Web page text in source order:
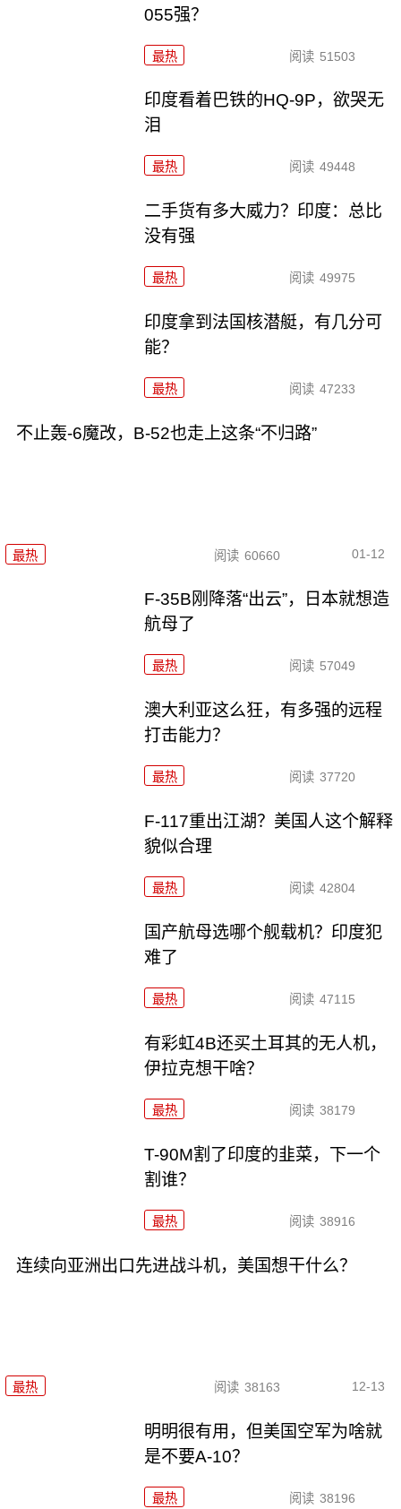
055强？
最热 阅读 51503
印度看着巴铁的HQ-9P，欲哭无
泪
最热 阅读 49448
二手货有多大威力？印度：总比
没有强
最热 阅读 49975
印度拿到法国核潜艇，有几分可
能？
最热 阅读 47233
不止轰-6魔改，B-52也走上这条“不归路”
最热 阅读 60660 01-12
F-35B刚降落“出云”，日本就想造
航母了
最热 阅读 57049
澳大利亚这么狂，有多强的远程
打击能力？
最热 阅读 37720
F-117重出江湖？美国人这个解释
貌似合理
最热 阅读 42804
国产航母选哪个舰载机？印度犯
难了
最热 阅读 47115
有彩虹4B还买土耳其的无人机，
伊拉克想干啥？
最热 阅读 38179
T-90M割了印度的韭菜，下一个
割谁？
最热 阅读 38916
连续向亚洲出口先进战斗机，美国想干什么？
最热 阅读 38163 12-13
明明很有用，但美国空军为啥就
是不要A-10？
最热 阅读 38196